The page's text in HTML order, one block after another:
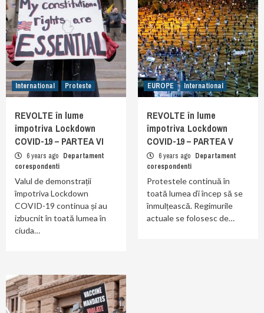
International Proteste
REVOLTE în lume
împotriva Lockdown
COVID-19 – PARTEA VI
6 years ago Departament
corespondenti
Valul de demonstrații
împotriva Lockdown
COVID-19 continua și au
izbucnit în toată lumea în
ciuda…
EUROPE International
REVOLTE în lume
împotriva Lockdown
COVID-19 – PARTEA V
6 years ago Departament
corespondenti
Protestele continuă în
toată lumea ďi încep să se
înmulțească. Regimurile
actuale se folosesc de…